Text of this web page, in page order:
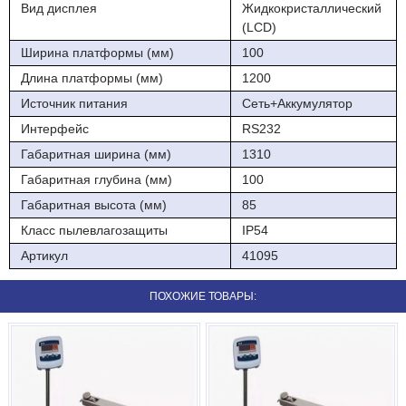
Параметр Значение
Габаритные размеры модуля взвешивающего (ДхШхВ), мм
1310х100х110
Размер платформы (ДхШ), мм 1200х100
Материал модуля взвешивающего конструкционная сталь
Число цифровых датчиков взвешивания, шт. 4
Степень защиты модуля взвешивающего IP68
Диапазон рабочих температур модуля взвешивающего, °С от
-30 до +40
Масса модуля взвешивающего нетто/брутто, кг 22/25
Длина кабеля, м 5
Габаритные размеры терминала (ДхШхВ), мм 265x105x60
Вид дисплея
Жидкокристаллический
(LCD)
Ширина платформы (мм)
100
Длина платформы (мм)
1200
Источник питания
Сеть+Аккумулятор
Интерфейс
RS232
Габаритная ширина (мм)
1310
Габаритная глубина (мм)
100
Габаритная высота (мм)
85
Класс пылевлагозащиты
IP54
Артикул
41095
ПОХОЖИЕ ТОВАРЫ: